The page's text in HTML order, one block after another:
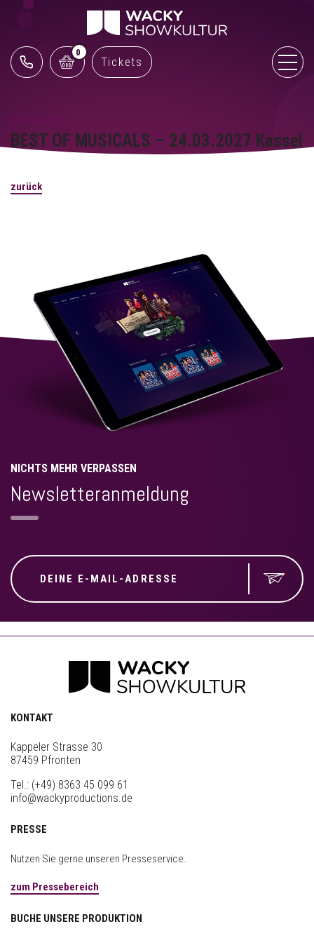
0
Tickets
BEST OF MUSICALS – 24.03.2027 Kassel
zurück
NICHTS MEHR VERPASSEN
Newsletteranmeldung
KONTAKT
Kappeler Strasse 30
87459 Pfronten
Tel.: (+49) 8363 45 099 61
info@wackyproductions.de
PRESSE
Nutzen Sie gerne unseren Presseservice.
zum Pressebereich
BUCHE UNSERE PRODUKTION